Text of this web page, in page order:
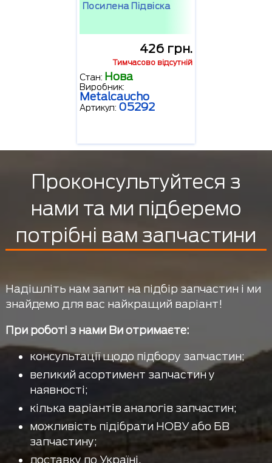
Посилена Підвіска
426 грн.
Тимчасово відсутній
Стан: Нова
Виробник:
Metalcaucho
Артикул: 05292
Проконсультуйтеся з
нами та ми підберемо
потрібні вам запчастини
Надішліть нам запит на підбір запчастин і ми
знайдемо для вас найкращий варіант!
При роботі з нами Ви отримаєте:
консультації щодо підбору запчастин;
великий асортимент запчастин у
наявності;
кілька варіантів аналогів запчастин;
можливість підібрати НОВУ або БВ
запчастину;
доставку по Україні.